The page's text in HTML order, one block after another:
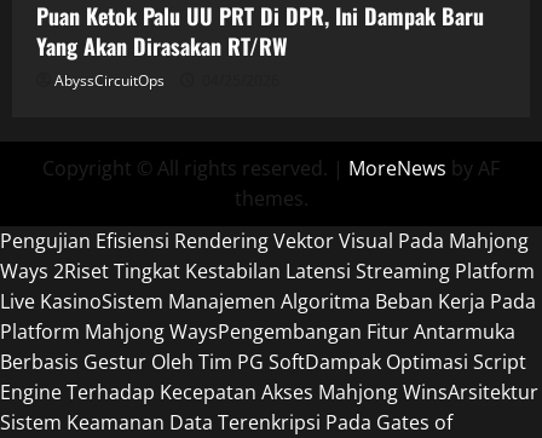
Puan Ketok Palu UU PRT Di DPR, Ini Dampak Baru
Yang Akan Dirasakan RT/RW
AbyssCircuitOps
Copyright © All rights reserved. | MoreNews by AF
themes.
Pengujian Efisiensi Rendering Vektor Visual Pada Mahjong
Ways 2Riset Tingkat Kestabilan Latensi Streaming Platform
Live KasinoSistem Manajemen Algoritma Beban Kerja Pada
Platform Mahjong WaysPengembangan Fitur Antarmuka
Berbasis Gestur Oleh Tim PG SoftDampak Optimasi Script
Engine Terhadap Kecepatan Akses Mahjong WinsArsitektur
Sistem Keamanan Data Terenkripsi Pada Gates of